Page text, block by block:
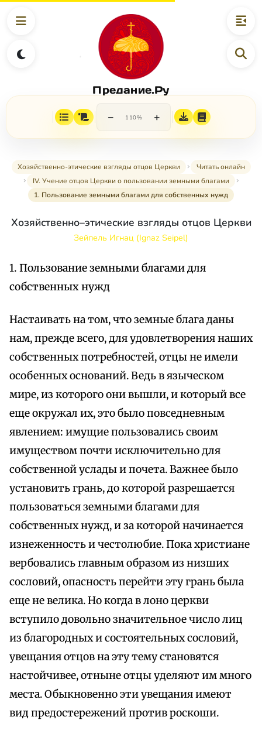
Предание.Ру
− 110% +
Хозяйственно-этические взгляды отцов Церкви
Читать онлайн
IV. Учение отцов Церкви о пользовании земными благами
1. Пользование земными благами для собственных нужд
Хозяйственно–этические взгляды отцов Церкви
Зейпель Игнац (Ignaz Seipel)
1. Пользование земными благами для
собственных нужд
Настаивать на том, что земные блага даны
нам, прежде всего, для удовлетворения наших
собственных потребностей, отцы не имели
особенных оснований. Ведь в языческом
мире, из которого они вышли, и который все
еще окружал их, это было повседневным
явлением: имущие пользовались своим
имуществом почти исключительно для
собственной услады и почета. Важнее было
установить грань, до которой разрешается
пользоваться земными благами для
собственных нужд, и за которой начинается
изнеженность и честолюбие. Пока христиане
вербовались главным образом из низших
сословий, опасность перейти эту грань была
еще не велика. Но когда в лоно церкви
вступило довольно значительное число лиц
из благородных и состоятельных сословий,
увещания отцов на эту тему становятся
настойчивее, отныне отцы уделяют им много
места. Обыкновенно эти увещания имеют
вид предостережений против роскоши.